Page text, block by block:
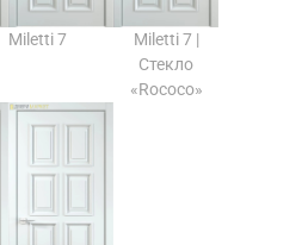
Miletti 7
Miletti 7 |
Стекло
«Rococo»